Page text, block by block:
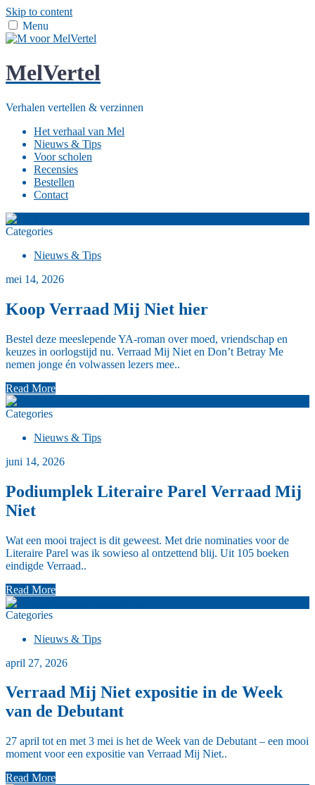
Skip to content
Menu
MelVertel
Verhalen vertellen & verzinnen
Het verhaal van Mel
Nieuws & Tips
Voor scholen
Recensies
Bestellen
Contact
Categories
Nieuws & Tips
mei 14, 2026
Koop Verraad Mij Niet hier
Bestel deze meeslepende YA‑roman over moed, vriendschap en
keuzes in oorlogstijd nu. Verraad Mij Niet en Don’t Betray Me
nemen jonge én volwassen lezers mee..
Read More
Categories
Nieuws & Tips
juni 14, 2026
Podiumplek Literaire Parel Verraad Mij
Niet
Wat een mooi traject is dit geweest. Met drie nominaties voor de
Literaire Parel was ik sowieso al ontzettend blij. Uit 105 boeken
eindigde Verraad..
Read More
Categories
Nieuws & Tips
april 27, 2026
Verraad Mij Niet expositie in de Week
van de Debutant
27 april tot en met 3 mei is het de Week van de Debutant – een mooi
moment voor een expositie van Verraad Mij Niet..
Read More